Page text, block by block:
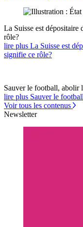
La Suisse est dépositaire
rôle?
lire plus La Suisse est
signifie ce rôle?
Sauver le football, abolir
lire plus Sauver le
Voir tous les contenus
Newsletter